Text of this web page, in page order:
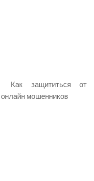
Как защититься от
онлайн мошенников